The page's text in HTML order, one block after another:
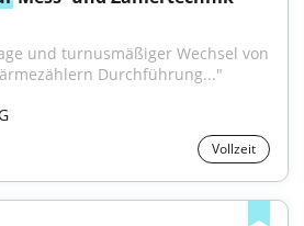
Durchführung..."
Vollzeit